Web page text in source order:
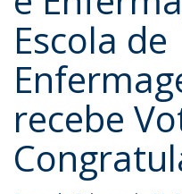
Escola de
recebe